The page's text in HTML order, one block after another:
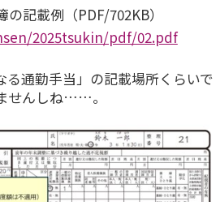
記載例（PDF/702KB）
2025tsukin/pdf/02.pdf
る通勤手当」の記載場所くらいで
せんしね……。